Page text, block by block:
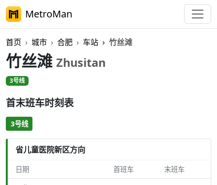
MetroMan
首页 城市 合肥 车站 竹丝滩
竹丝滩 Zhusitan
3号线
首末班车时刻表
3号线
省儿童医院新区方向
日期 首班车 末班车